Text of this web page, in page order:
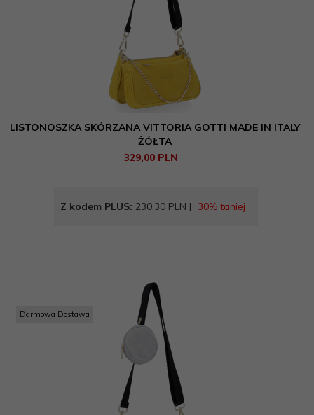
LISTONOSZKA SKÓRZANA VITTORIA GOTTI MADE IN ITALY
ŻÓŁTA
329,00 PLN
Z kodem PLUS: 230.30 PLN | 30% taniej
Darmowa Dostawa